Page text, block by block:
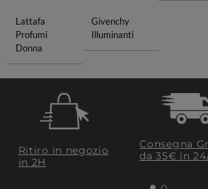
Lattafa
Profumi
Donna
Givenchy
Illuminanti
Ritiro in negozio
in 2H
Consegna
da 35€​ in